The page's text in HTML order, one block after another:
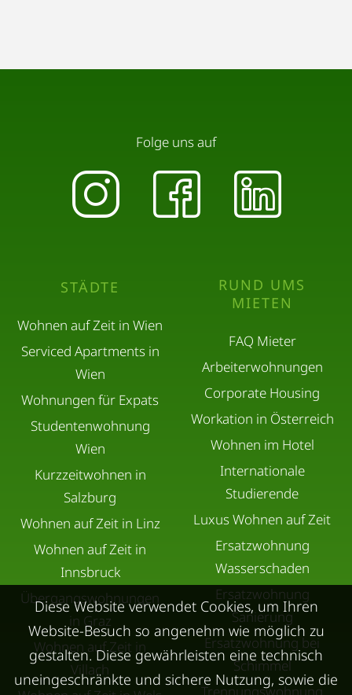
STÄDTE
Wohnen auf Zeit in Wien
Serviced Apartments in
Wien
Wohnungen für Expats
Studentenwohnung
Wien
Kurzzeitwohnen in
Salzburg
Wohnen auf Zeit in Linz
Wohnen auf Zeit in
Innsbruck
Übergangswohnungen
in Graz
Wohnen auf Zeit in
Villach
RUND UMS
MIETEN
FAQ Mieter
Arbeiterwohnungen
Corporate Housing
Workation in Österreich
Wohnen im Hotel
Internationale
Studierende
Luxus Wohnen auf Zeit
Ersatzwohnung
Wasserschaden
Ersatzwohnung
Sanierung
Ersatzwohnung bei
Schimmel
Trennungswohnung
Folge uns auf
Diese Website verwendet Cookies, um Ihren
Website-Besuch so angenehm wie möglich zu
gestalten. Diese gewährleisten eine technisch
uneingeschränkte und sichere Nutzung, sowie die